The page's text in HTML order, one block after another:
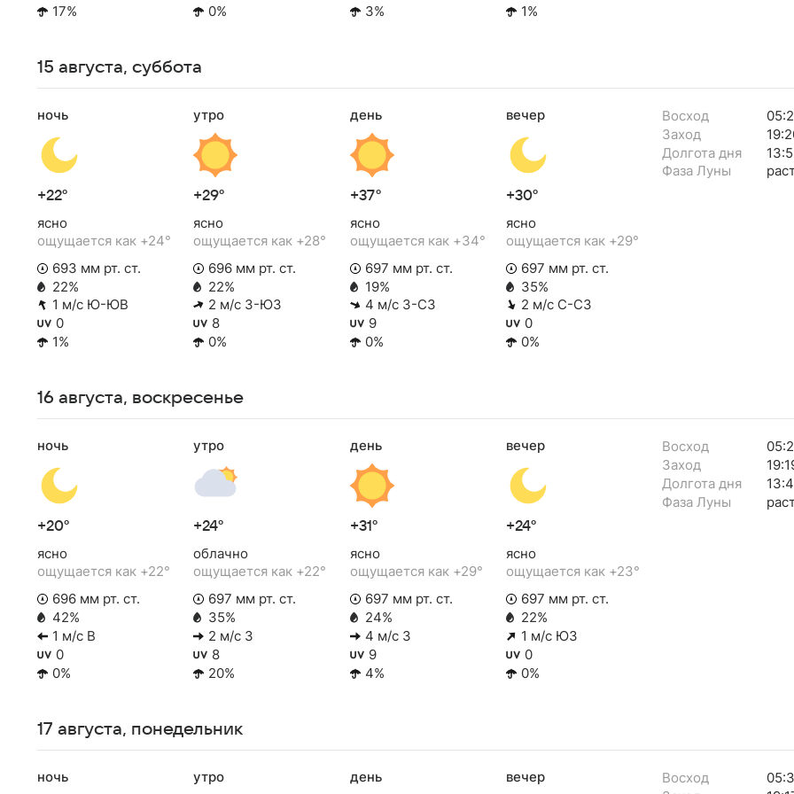
17%
0%
3%
1%
15 августа, суббота
ночь
+22°
ясно
ощущается как +24°
693 мм рт. ст.
22%
1 м/с Ю-ЮВ
0
1%
утро
+29°
ясно
ощущается как +28°
696 мм рт. ст.
22%
2 м/с З-ЮЗ
8
0%
день
+37°
ясно
ощущается как +34°
697 мм рт. ст.
19%
4 м/с З-СЗ
9
0%
вечер
+30°
ясно
ощущается как +29°
697 мм рт. ст.
35%
2 м/с С-СЗ
0
0%
Восход
Заход
Долгота дня
Фаза Луны
16 августа, воскресенье
ночь
+20°
ясно
ощущается как +22°
696 мм рт. ст.
42%
1 м/с В
0
0%
утро
+24°
облачно
ощущается как +22°
697 мм рт. ст.
35%
2 м/с З
8
20%
день
+31°
ясно
ощущается как +29°
697 мм рт. ст.
24%
4 м/с З
9
4%
вечер
+24°
ясно
ощущается как +23°
697 мм рт. ст.
22%
1 м/с ЮЗ
0
0%
Восход
Заход
Долгота дня
Фаза Луны
17 августа, понедельник
ночь утро день вечер Восход